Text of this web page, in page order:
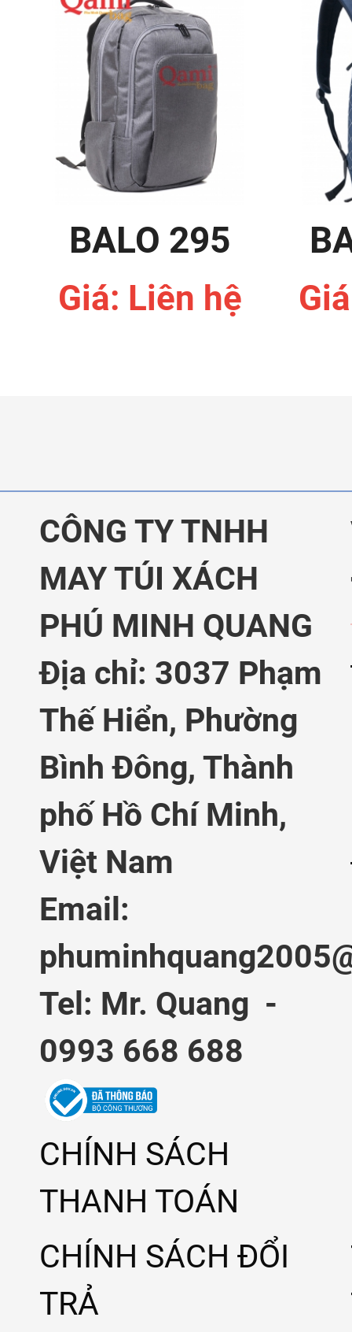
BALO 295
Giá: Liên hệ
CÔNG TY TNHH
MAY TÚI XÁCH
PHÚ MINH QUANG
Địa chỉ: 3037 Phạm
Thế Hiển, Phường
Bình Đông, Thành
phố Hồ Chí Minh,
Việt Nam
Email:
Tel: Mr. Quang -
0993 668 688
CHÍNH SÁCH
THANH TOÁN
CHÍNH SÁCH ĐỔI
TRẢ